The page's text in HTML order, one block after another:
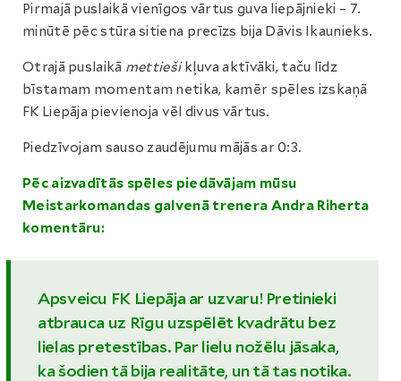
Pirmajā puslaikā vienīgos vārtus guva liepājnieki – 7.
minūtē pēc stūra sitiena precīzs bija Dāvis Ikaunieks.
Otrajā puslaikā mettiešikļuva aktīvāki, taču līdz
bīstamam momentam netika, kamēr spēles izskaņā
FK Liepāja pievienoja vēl divus vārtus.
Piedzīvojam sauso zaudējumu mājās ar 0:3.
Pēc aizvadītās spēles piedāvājam mūsu
Meistarkomandas galvenā trenera Andra Riherta
komentāru:
Apsveicu FK Liepāja ar uzvaru! Pretinieki
atbrauca uz Rīgu uzspēlēt kvadrātu bez
lielas pretestības. Par lielu nožēlu jāsaka,
ka šodien tā bija realitāte, un tā tas notika.